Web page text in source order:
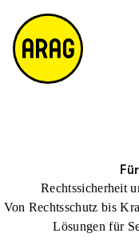
m
a
p
Rechtssicherheit
Von Rechtsschutz bis
Lösungen für